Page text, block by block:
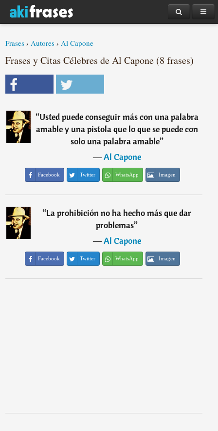
Frases ›Autores ›Al Capone
Frases y Citas Célebres de Al Capone (8 frases)
“Usted puede conseguir más con una palabra
amable y una pistola que lo que se puede con
solo una palabra amable”
―Al Capone
Facebook Twitter WhatsApp Imagen
“La prohibición no ha hecho más que dar
problemas”
―Al Capone
Facebook Twitter WhatsApp Imagen